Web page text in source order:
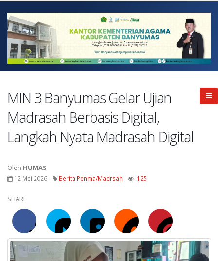
MIN 3 Banyumas Gelar Ujian
Madrasah Berbasis Digital,
Langkah Nyata Madrasah Digital
Oleh HUMAS
12 Mei 2026 Berita Penma/Madrsah 125
SHARE